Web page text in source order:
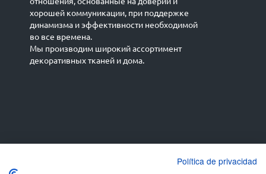
хорошей коммуникации, при поддержке
динамизма и эффективности необходимой
во все времена.
Мы производим широкий ассортимент
декоративных тканей и дома.
English (UK)
Política de privacidad